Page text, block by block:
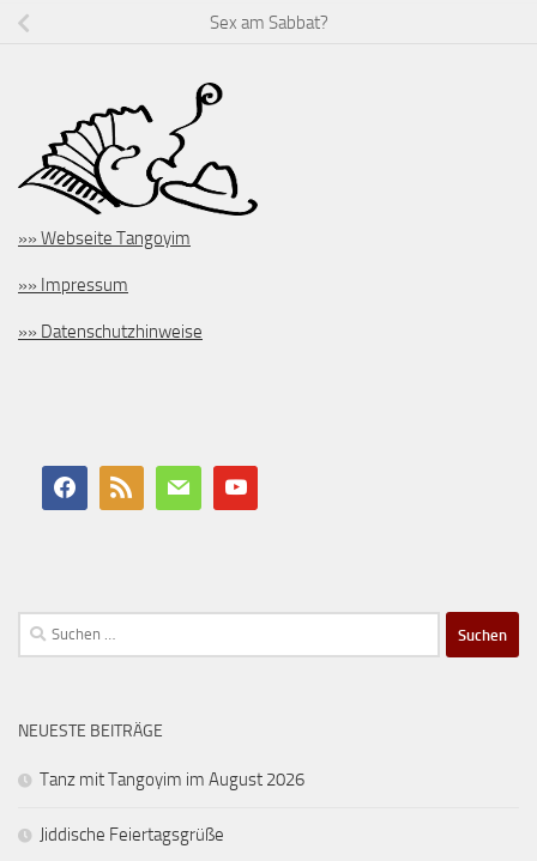
Sex am Sabbat?
»» Webseite Tangoyim
»» Impressum
»» Datenschutzhinweise
Suchen
nach:
NEUESTE BEITRÄGE
Tanz mit Tangoyim im August 2026
Jiddische Feiertagsgrüße